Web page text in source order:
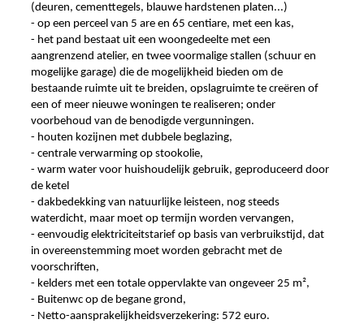
(deuren, cementtegels, blauwe hardstenen platen...)
- op een perceel van 5 are en 65 centiare, met een kas,
- het pand bestaat uit een woongedeelte met een
aangrenzend atelier, en twee voormalige stallen (schuur en
mogelijke garage) die de mogelijkheid bieden om de
bestaande ruimte uit te breiden, opslagruimte te creëren of
een of meer nieuwe woningen te realiseren; onder
voorbehoud van de benodigde vergunningen.
- houten kozijnen met dubbele beglazing,
- centrale verwarming op stookolie,
- warm water voor huishoudelijk gebruik, geproduceerd door
de ketel
- dakbedekking van natuurlijke leisteen, nog steeds
waterdicht, maar moet op termijn worden vervangen,
- eenvoudig elektriciteitstarief op basis van verbruikstijd, dat
in overeenstemming moet worden gebracht met de
voorschriften,
- kelders met een totale oppervlakte van ongeveer 25 m²,
- Buitenwc op de begane grond,
- Netto-aansprakelijkheidsverzekering: 572 euro.